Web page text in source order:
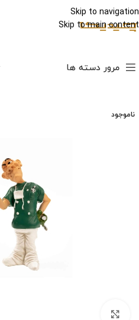
Skip to navigation
Skip to main content
مرور دسته ها
ناموجود